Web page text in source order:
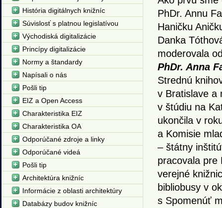
PhDr. Annu
Haničku
Danka
moderovala
PhDr. Anna
Strednú
v Bratislave a
v štúdiu na
ukončila v
a Komisie
– štátny
pracovala pre
verejné
bibliobusy v
s Spomenúť
História digitálnych knižníc
Súvislosť s platnou legislatívou
Východiská digitalizácie
Princípy digitalizácie
Normy a štandardy
Napísali o nás
Pošli tip
EIZ a Open Access
Charakteristika EIZ
Charakteristika OA
Odporúčané zdroje a linky
Odporúčané videá
Pošli tip
Architektúra knižníc
Informácie z oblasti architektúry
Databázy budov knižníc